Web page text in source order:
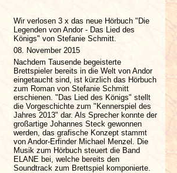
Wir verlosen 3 x das neue Hörbuch "Die
Legenden von Andor - Das Lied des
Königs" von Stefanie Schmitt.
08. November 2015
Nachdem Tausende begeisterte
Brettspieler bereits in die Welt von Andor
eingetaucht sind, ist kürzlich das Hörbuch
zum Roman von Stefanie Schmitt
erschienen. "Das Lied des Königs" stellt
die Vorgeschichte zum "Kennerspiel des
Jahres 2013" dar. Als Sprecher konnte der
großartige Johannes Steck gewonnen
werden, das grafische Konzept stammt
von Andor-Erfinder Michael Menzel. Die
Musik zum Hörbuch steuert die Band
ELANE bei, welche bereits den
Soundtrack zum Brettspiel komponierte.